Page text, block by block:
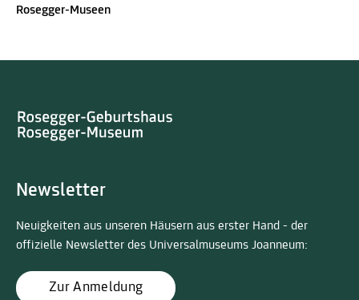
Rosegger-Museen
Newsletter
Neuigkeiten aus unseren Häusern aus erster Hand - der
offizielle Newsletter des Universalmuseums Joanneum:
Zur Anmeldung